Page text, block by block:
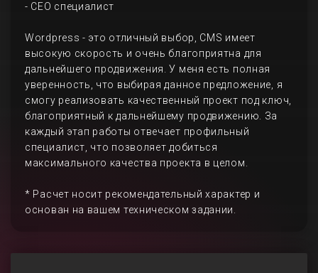
- СЕО специалист
Wordpress - это отличный выбор, CMS имеет
высокую скорость и очень благоприятна для
дальнейшего продвижения. У меня есть полная
уверенность, что выбирая данное предложение, я
смогу реализовать качественный проект под ключ,
благоприятный к дальнейшему продвижению. За
каждый этап работы отвечает профильный
специалист, что позволяет добиться
максимального качества проекта в целом.
* Расчет носит рекомендательный характер и
основан на вашем техническом задании.